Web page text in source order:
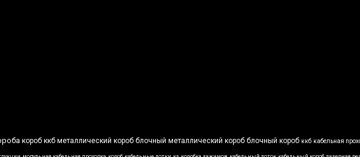
короб ккб металлический короб блочный металлический короб блочный короб ккб кабельная